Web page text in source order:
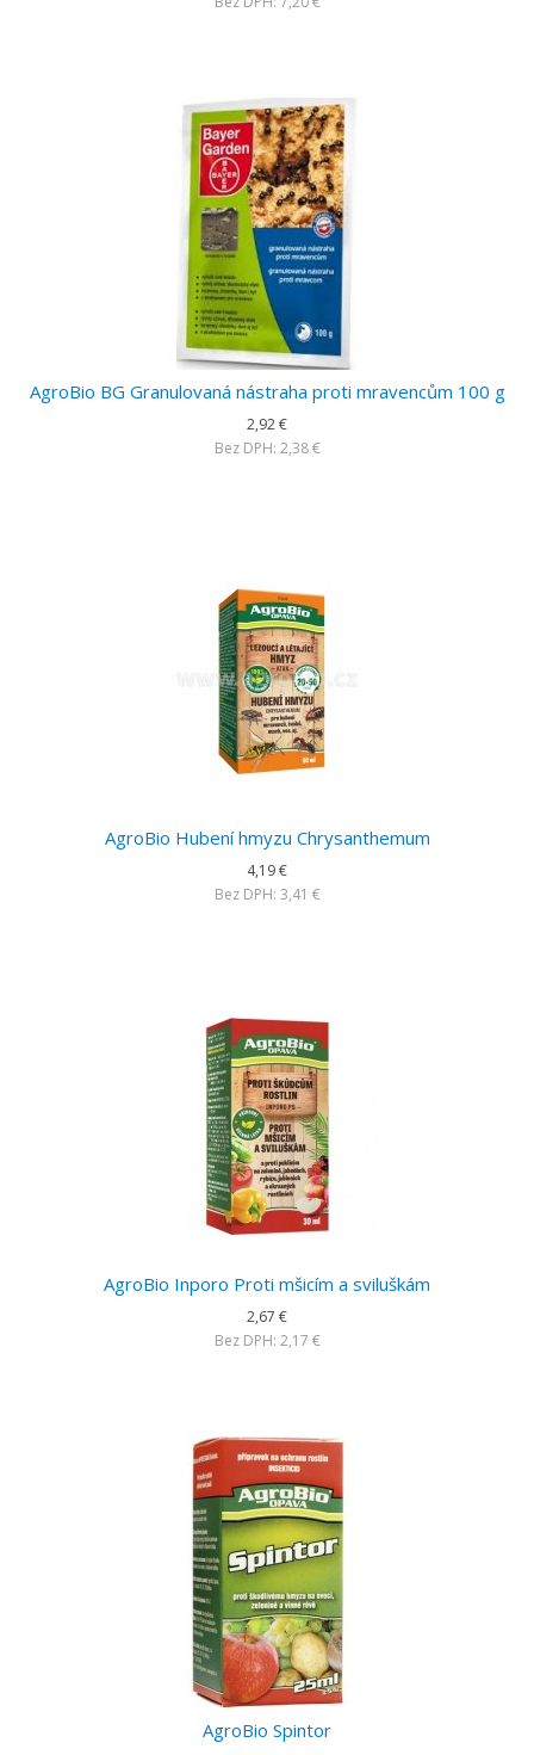
AgroBio BG Granulovaná nástraha proti mravencům 100 g
2,92 €
Bez DPH: 2,38 €
AgroBio Hubení hmyzu Chrysanthemum
4,19 €
Bez DPH: 3,41 €
AgroBio Inporo Proti mšicím a sviluškám
2,67 €
Bez DPH: 2,17 €
AgroBio Spintor